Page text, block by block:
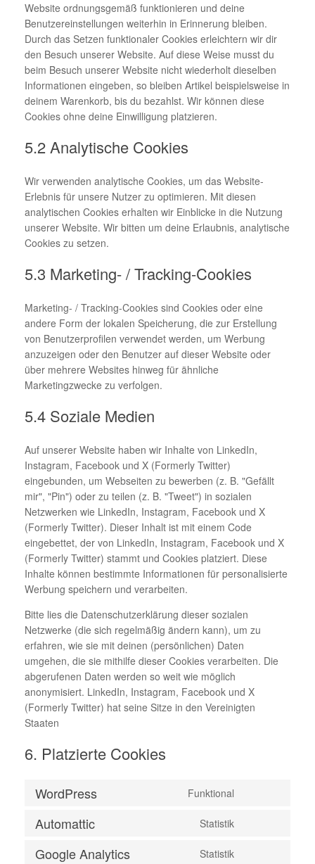
Website ordnungsgemäß funktionieren und deine
Benutzereinstellungen weiterhin in Erinnerung bleiben.
Durch das Setzen funktionaler Cookies erleichtern wir dir
den Besuch unserer Website. Auf diese Weise musst du
beim Besuch unserer Website nicht wiederholt dieselben
Informationen eingeben, so bleiben Artikel beispielsweise in
deinem Warenkorb, bis du bezahlst. Wir können diese
Cookies ohne deine Einwilligung platzieren.
5.2 Analytische Cookies
Wir verwenden analytische Cookies, um das Website-
Erlebnis für unsere Nutzer zu optimieren. Mit diesen
analytischen Cookies erhalten wir Einblicke in die Nutzung
unserer Website. Wir bitten um deine Erlaubnis, analytische
Cookies zu setzen.
5.3 Marketing- / Tracking-Cookies
Marketing- / Tracking-Cookies sind Cookies oder eine
andere Form der lokalen Speicherung, die zur Erstellung
von Benutzerprofilen verwendet werden, um Werbung
anzuzeigen oder den Benutzer auf dieser Website oder
über mehrere Websites hinweg für ähnliche
Marketingzwecke zu verfolgen.
5.4 Soziale Medien
Auf unserer Website haben wir Inhalte von LinkedIn,
Instagram, Facebook und X (Formerly Twitter)
eingebunden, um Webseiten zu bewerben (z. B. "Gefällt
mir", "Pin") oder zu teilen (z. B. "Tweet") in sozialen
Netzwerken wie LinkedIn, Instagram, Facebook und X
(Formerly Twitter). Dieser Inhalt ist mit einem Code
eingebettet, der von LinkedIn, Instagram, Facebook und X
(Formerly Twitter) stammt und Cookies platziert. Diese
Inhalte können bestimmte Informationen für personalisierte
Werbung speichern und verarbeiten.
Bitte lies die Datenschutzerklärung dieser sozialen
Netzwerke (die sich regelmäßig ändern kann), um zu
erfahren, wie sie mit deinen (persönlichen) Daten
umgehen, die sie mithilfe dieser Cookies verarbeiten. Die
abgerufenen Daten werden so weit wie möglich
anonymisiert. LinkedIn, Instagram, Facebook und X
(Formerly Twitter) hat seine Sitze in den Vereinigten
Staaten
6. Platzierte Cookies
WordPress Funktional
Automattic Statistik
Google Analytics Statistik